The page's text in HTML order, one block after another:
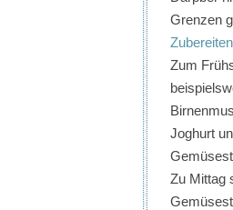
Grenzen
Zubereiten
Zum
Joghurt
Zu Mittag